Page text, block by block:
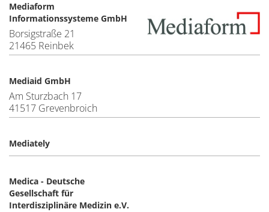
Mediaform
Informationssysteme GmbH
Borsigstraße 21
21465 Reinbek
Mediaid GmbH
Am Sturzbach 17
41517 Grevenbroich
Mediately
Medica - Deutsche
Gesellschaft für
Interdisziplinäre Medizin e.V.